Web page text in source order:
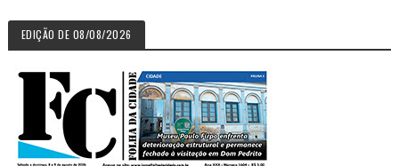
EDIÇÃO DE 08/08/2026